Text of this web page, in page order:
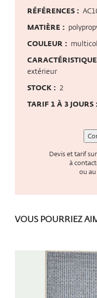
RÉFÉRENCES :
MATIÈRE :
COULEUR :
extérieur
STOCK : 2
TARIF 1 À 3 JOURS :
Devis et tarif
à
ou au
VOUS POURRIEZ